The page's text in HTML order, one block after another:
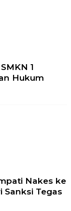
1
Hukum
Nakes ke
Sanksi Tegas